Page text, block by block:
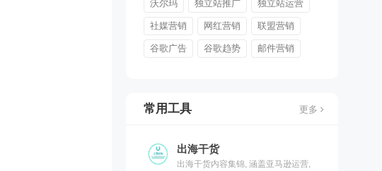
沃尔玛 独立站推广 独立站运营
社媒营销 网红营销 联盟营销
谷歌广告 谷歌趋势 邮件营销
常用工具 更多
出海干货
出海干货内容集锦, 涵盖亚马逊运营,